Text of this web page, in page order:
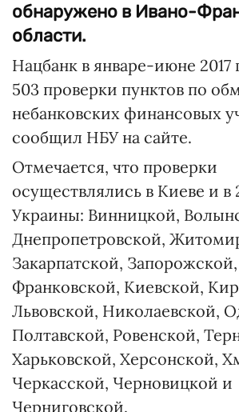
обнаружено в Ивано-
области.
Нацбанк в январе-июне 2017
503 проверки пунктов по
небанковских финансовых
сообщил НБУ на сайте.
Отмечается, что проверки
осуществлялись в Киеве и в
Украины: Винницкой,
Днепропетровской,
Закарпатской,
Франковской, Киевской,
Львовской, Николаевской,
Полтавской, Ровенской,
Харьковской, Херсонской,
Черкасской, Черновицкой и
Черниговской.